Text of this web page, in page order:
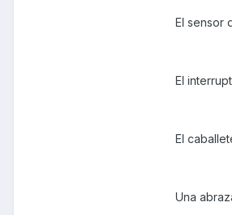
El sensor
El
El
Una